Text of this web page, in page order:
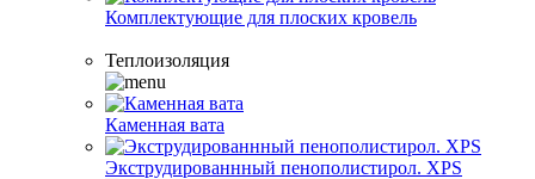
Комплектующие для плоских кровель
Теплоизоляция
Каменная вата
Экструдированнный пенополистирол. XPS